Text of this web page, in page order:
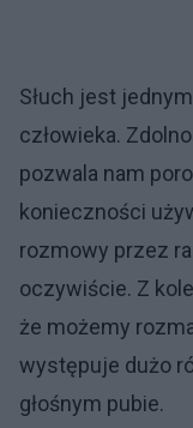
Słuch jest
człowieka.
pozwala nam
konieczności
rozmowy przez
oczywiście. Z
że możemy
występuje dużo
głośnym pubie.